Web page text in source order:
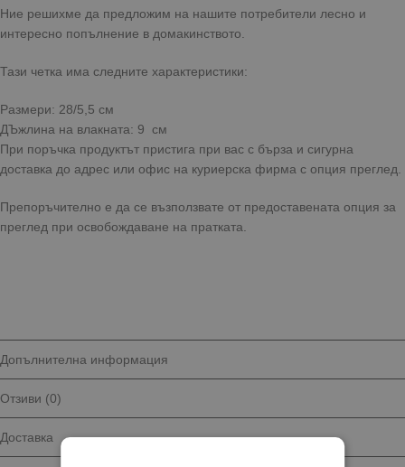
Ние решихме да предложим на нашите потребители лесно и
интересно попълнение в домакинството.
Тази четка има следните характеристики:
Размери: 28/5,5 см
ДЪжлина на влакната: 9 см
При поръчка продуктът пристига при вас с бърза и сигурна
доставка до адрес или офис на куриерска фирма с опция преглед.
Препоръчително е да се възползвате от предоставената опция за
преглед при освобождаване на пратката.
Допълнителна информация
Отзиви (0)
Доставка